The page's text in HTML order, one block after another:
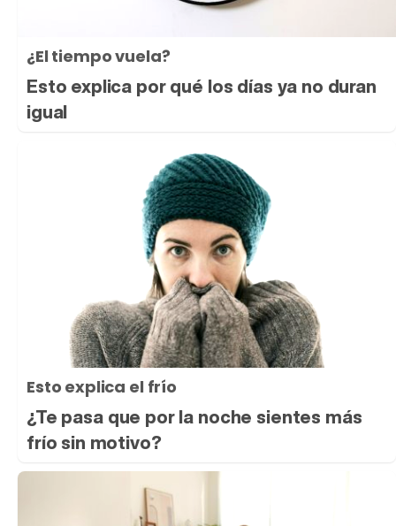
¿El tiempo vuela?
Esto explica por qué los días ya no duran
igual
Esto explica el frío
¿Te pasa que por la noche sientes más
frío sin motivo?